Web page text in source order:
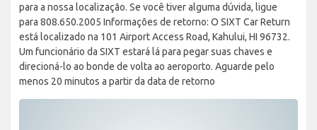
para a nossa localização. Se você tiver alguma dúvida, ligue
para 808.650.2005 Informações de retorno: O SIXT Car Return
está localizado na 101 Airport Access Road, Kahului, HI 96732.
Um funcionário da SIXT estará lá para pegar suas chaves e
direcioná-lo ao bonde de volta ao aeroporto. Aguarde pelo
menos 20 minutos a partir da data de retorno